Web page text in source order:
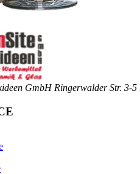
GmbH Ringerwalder Str. 3-5